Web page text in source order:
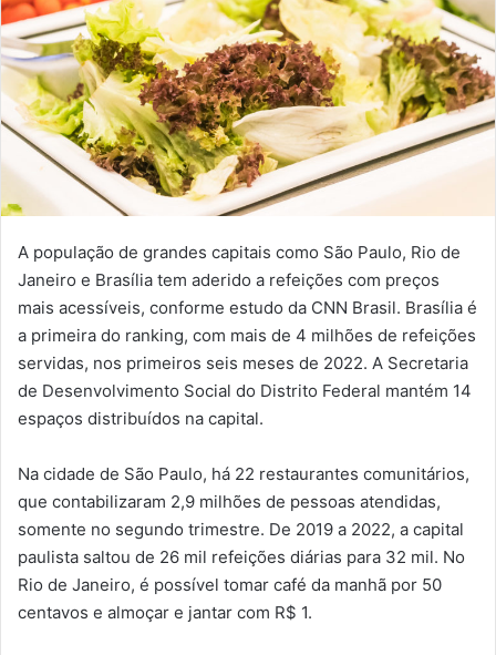
A população de grandes capitais como São Paulo, Rio de
Janeiro e Brasília tem aderido a refeições com preços
mais acessíveis, conforme estudo da CNN Brasil. Brasília é
a primeira do ranking, com mais de 4 milhões de refeições
servidas, nos primeiros seis meses de 2022. A Secretaria
de Desenvolvimento Social do Distrito Federal mantém 14
espaços distribuídos na capital.
Na cidade de São Paulo, há 22 restaurantes comunitários,
que contabilizaram 2,9 milhões de pessoas atendidas,
somente no segundo trimestre. De 2019 a 2022, a capital
paulista saltou de 26 mil refeições diárias para 32 mil. No
Rio de Janeiro, é possível tomar café da manhã por 50
centavos e almoçar e jantar com R$ 1.